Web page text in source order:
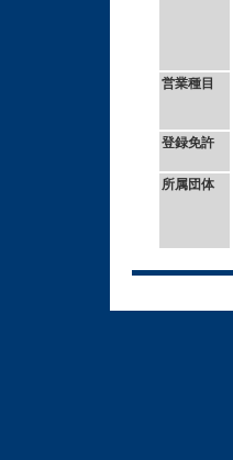
営業種目
登録免許
所属団体